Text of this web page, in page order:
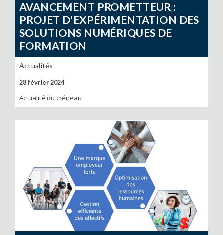
AVANCEMENT PROMETTEUR :
PROJET D'EXPÉRIMENTATION DES
SOLUTIONS NUMÉRIQUES DE
FORMATION
Actualités
28 février 2024
Actualité du créneau